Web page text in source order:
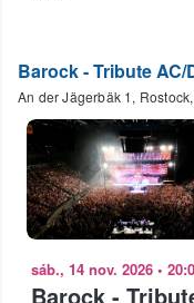
Barock - Tribute
An der Jägerbäk 1,
sáb., 14 nov. 2026 •
Barock -